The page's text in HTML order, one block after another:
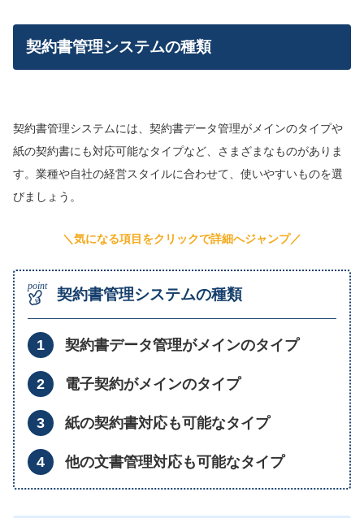
契約書管理システムの種類
契約書管理システムには、契約書データ管理がメインのタイプや
紙の契約書にも対応可能なタイプなど、さまざまなものがありま
す。業種や自社の経営スタイルに合わせて、使いやすいものを選
びましょう。
＼気になる項目をクリックで詳細へジャンプ／
契約書管理システムの種類
契約書データ管理がメインのタイプ
電子契約がメインのタイプ
紙の契約書対応も可能なタイプ
他の文書管理対応も可能なタイプ